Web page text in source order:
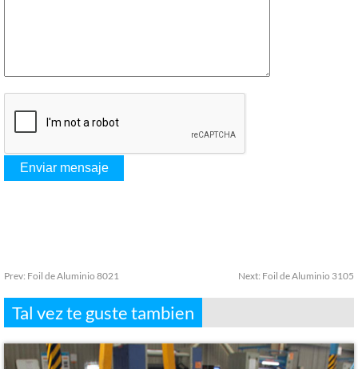
Prev: Foil de Aluminio 8021 Next: Foil de Aluminio 3105
Tal vez te guste tambien